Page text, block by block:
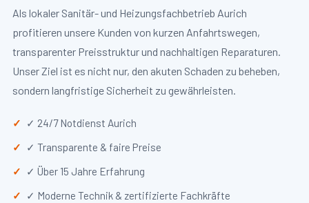
Als lokaler Sanitär- und Heizungsfachbetrieb Aurich
profitieren unsere Kunden von kurzen Anfahrtswegen,
transparenter Preisstruktur und nachhaltigen Reparaturen.
Unser Ziel ist es nicht nur, den akuten Schaden zu beheben,
sondern langfristige Sicherheit zu gewährleisten.
✓ 24/7 Notdienst Aurich
✓ Transparente & faire Preise
✓ Über 15 Jahre Erfahrung
✓ Moderne Technik & zertifizierte Fachkräfte